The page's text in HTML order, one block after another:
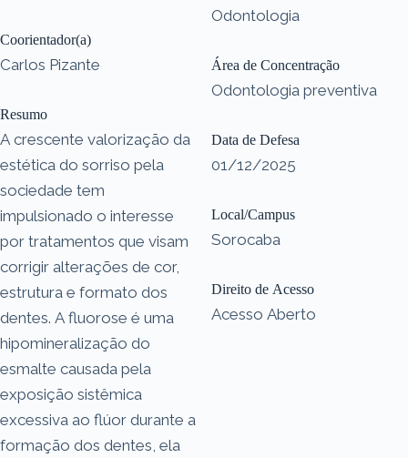
Coorientador(a)
Carlos Pizante
Resumo
A crescente valorização da
estética do sorriso pela
sociedade tem
impulsionado o interesse
por tratamentos que visam
corrigir alterações de cor,
estrutura e formato dos
dentes. A fluorose é uma
hipomineralização do
esmalte causada pela
exposição sistêmica
excessiva ao flúor durante a
formação dos dentes, ela
Odontologia
Área de Concentração
Odontologia preventiva
Data de Defesa
01/12/2025
Local/Campus
Sorocaba
Direito de Acesso
Acesso Aberto